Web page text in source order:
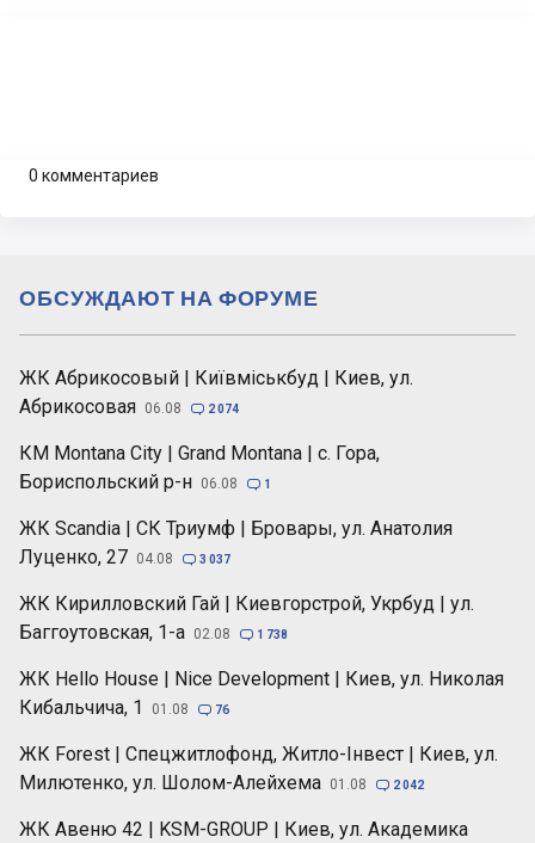
0 комментариев
ЖК Абрикосовый | Київміськбуд | Киев, ул.
Абрикосовая 06.08  2 074
КМ Montana City | Grand Montana | с. Гора,
Бориспольский р-н 06.08  1
ЖК Scandia | СК Триумф | Бровары, ул. Анатолия
Луценко, 27 04.08  3 037
ЖК Кирилловский Гай | Киевгорстрой, Укрбуд | ул.
Баггоутовская, 1-а 02.08  1 738
ЖК Hello House | Nice Development | Киев, ул. Николая
Кибальчича, 1
01.08  76
ЖК Forest | Спецжитлофонд, Житло-Інвест | Киев, ул.
Милютенко, ул. Шолом-Алейхема 01.08  2 042
ЖК Авеню 42 | KSM-GROUP | Киев, ул. Академика
ОБСУЖДАЮТ НА ФОРУМЕ